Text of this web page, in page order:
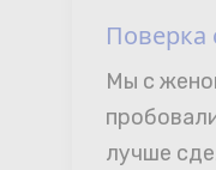
Поверка
Мы с
лучше